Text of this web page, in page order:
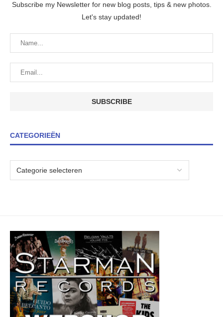
Subscribe my Newsletter for new blog posts, tips & new photos.
Let's stay updated!
CATEGORIEËN